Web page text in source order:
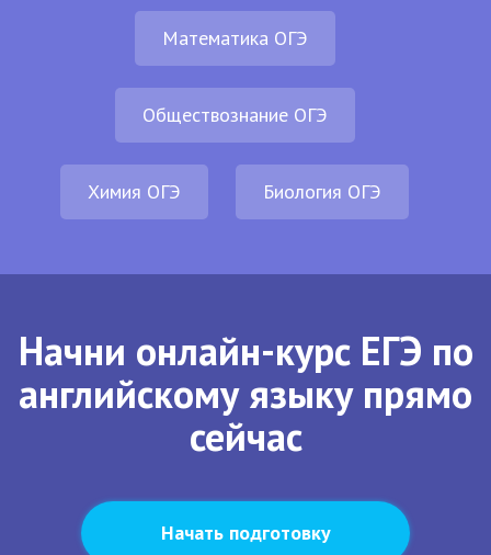
Математика ОГЭ
Обществознание ОГЭ
Химия ОГЭ Биология ОГЭ
Начни онлайн-курс ЕГЭ по
английскому языку прямо
сейчас
Начать подготовку